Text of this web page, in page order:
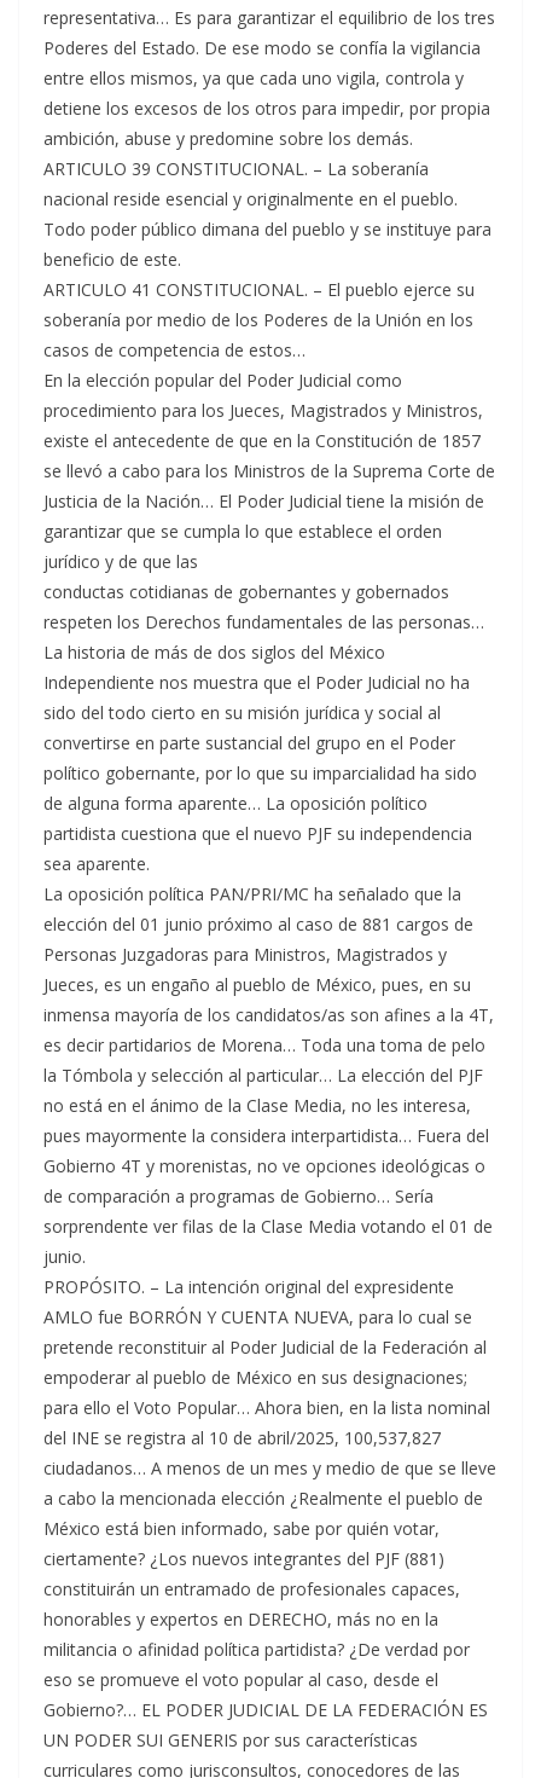
representativa… Es para garantizar el equilibrio de los tres
Poderes del Estado. De ese modo se confía la vigilancia
entre ellos mismos, ya que cada uno vigila, controla y
detiene los excesos de los otros para impedir, por propia
ambición, abuse y predomine sobre los demás.
ARTICULO 39 CONSTITUCIONAL. – La soberanía
nacional reside esencial y originalmente en el pueblo.
Todo poder público dimana del pueblo y se instituye para
beneficio de este.
ARTICULO 41 CONSTITUCIONAL. – El pueblo ejerce su
soberanía por medio de los Poderes de la Unión en los
casos de competencia de estos…
En la elección popular del Poder Judicial como
procedimiento para los Jueces, Magistrados y Ministros,
existe el antecedente de que en la Constitución de 1857
se llevó a cabo para los Ministros de la Suprema Corte de
Justicia de la Nación… El Poder Judicial tiene la misión de
garantizar que se cumpla lo que establece el orden
jurídico y de que las
conductas cotidianas de gobernantes y gobernados
respeten los Derechos fundamentales de las personas…
La historia de más de dos siglos del México
Independiente nos muestra que el Poder Judicial no ha
sido del todo cierto en su misión jurídica y social al
convertirse en parte sustancial del grupo en el Poder
político gobernante, por lo que su imparcialidad ha sido
de alguna forma aparente… La oposición político
partidista cuestiona que el nuevo PJF su independencia
sea aparente.
La oposición política PAN/PRI/MC ha señalado que la
elección del 01 junio próximo al caso de 881 cargos de
Personas Juzgadoras para Ministros, Magistrados y
Jueces, es un engaño al pueblo de México, pues, en su
inmensa mayoría de los candidatos/as son afines a la 4T,
es decir partidarios de Morena… Toda una toma de pelo
la Tómbola y selección al particular… La elección del PJF
no está en el ánimo de la Clase Media, no les interesa,
pues mayormente la considera interpartidista… Fuera del
Gobierno 4T y morenistas, no ve opciones ideológicas o
de comparación a programas de Gobierno… Sería
sorprendente ver filas de la Clase Media votando el 01 de
junio.
PROPÓSITO. – La intención original del expresidente
AMLO fue BORRÓN Y CUENTA NUEVA, para lo cual se
pretende reconstituir al Poder Judicial de la Federación al
empoderar al pueblo de México en sus designaciones;
para ello el Voto Popular… Ahora bien, en la lista nominal
del INE se registra al 10 de abril/2025, 100,537,827
ciudadanos… A menos de un mes y medio de que se lleve
a cabo la mencionada elección ¿Realmente el pueblo de
México está bien informado, sabe por quién votar,
ciertamente? ¿Los nuevos integrantes del PJF (881)
constituirán un entramado de profesionales capaces,
honorables y expertos en DERECHO, más no en la
militancia o afinidad política partidista? ¿De verdad por
eso se promueve el voto popular al caso, desde el
Gobierno?… EL PODER JUDICIAL DE LA FEDERACIÓN ES
UN PODER SUI GENERIS por sus características
curriculares como jurisconsultos, conocedores de las